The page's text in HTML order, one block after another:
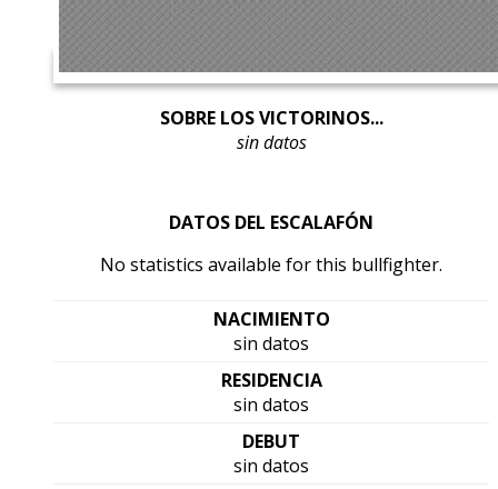
SOBRE LOS VICTORINOS...
sin datos
DATOS DEL ESCALAFÓN
No statistics available for this bullfighter.
NACIMIENTO
sin datos
RESIDENCIA
sin datos
DEBUT
sin datos